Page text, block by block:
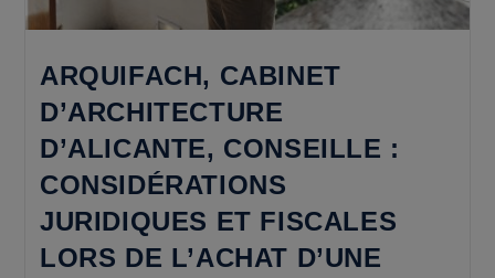
ARQUIFACH, CABINET
D’ARCHITECTURE
D’ALICANTE, CONSEILLE :
CONSIDÉRATIONS
JURIDIQUES ET FISCALES
LORS DE L’ACHAT D’UNE